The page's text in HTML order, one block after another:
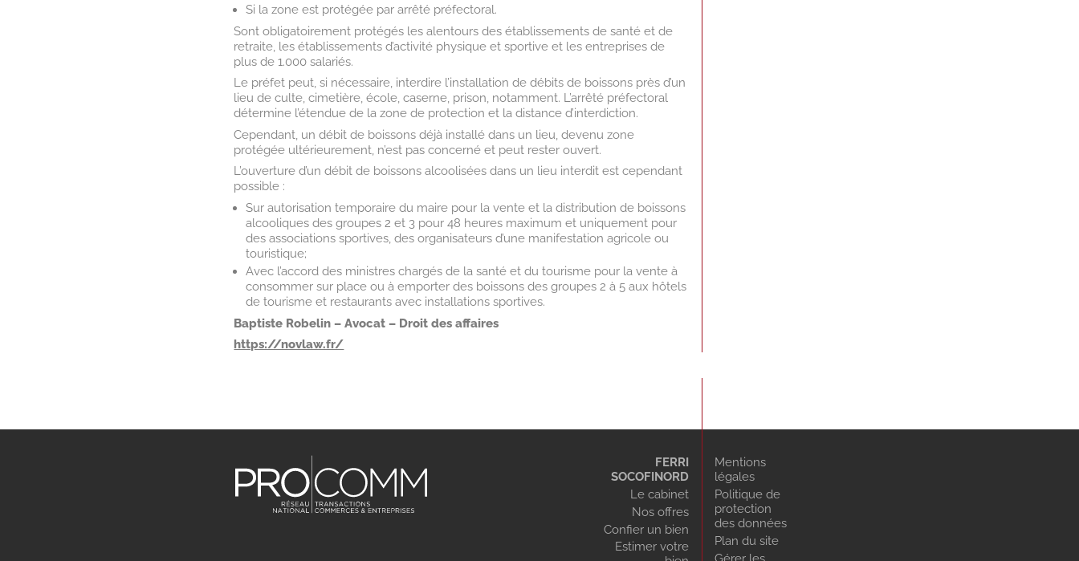
Si la zone est protégée par arrêté préfectoral.
Sont obligatoirement protégés les alentours des établissements de santé et de
retraite, les établissements d’activité physique et sportive et les entreprises de
plus de 1.000 salariés.
Le préfet peut, si nécessaire, interdire l’installation de débits de boissons près d’un
lieu de culte, cimetière, école, caserne, prison, notamment. L’arrêté préfectoral
détermine l’étendue de la zone de protection et la distance d’interdiction.
Cependant, un débit de boissons déjà installé dans un lieu, devenu zone
protégée ultérieurement, n’est pas concerné et peut rester ouvert.
L’ouverture d’un débit de boissons alcoolisées dans un lieu interdit est cependant
possible :
Sur autorisation temporaire du maire pour la vente et la distribution de boissons
alcooliques des groupes 2 et 3 pour 48 heures maximum et uniquement pour
des associations sportives, des organisateurs d’une manifestation agricole ou
touristique;
Avec l’accord des ministres chargés de la santé et du tourisme pour la vente à
consommer sur place ou à emporter des boissons des groupes 2 à 5 aux hôtels
de tourisme et restaurants avec installations sportives.
Baptiste Robelin – Avocat – Droit des affaires
https://novlaw.fr/
FERRI
SOCOFINORD
Le cabinet
Nos offres
Confier un bien
Estimer votre
Mentions
légales
Politique de
protection
des données
Plan du site